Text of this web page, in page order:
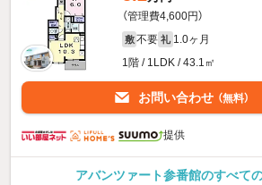
（管理費4,600円）
敷 不要 礼 1.0ヶ月
1階 / 1LDK / 43.1㎡
お問い合わせ （無料）
提供
アバンツァート参番館のすべて